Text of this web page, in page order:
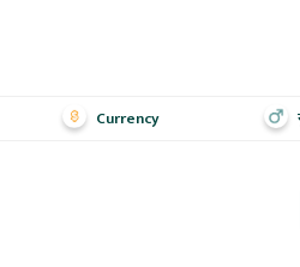
Currency